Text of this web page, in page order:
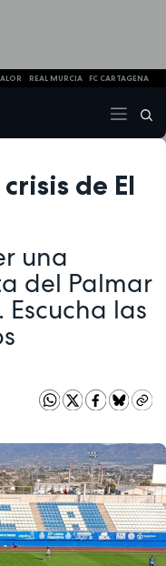
REAL MURCIA FC CARTAGENA
de El
una
del Palmar
las